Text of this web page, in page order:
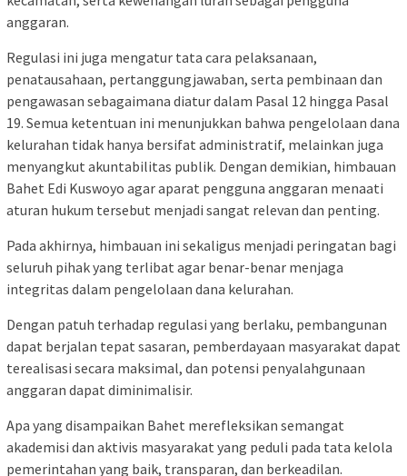
anggaran.
Regulasi ini juga mengatur tata cara pelaksanaan,
penatausahaan, pertanggungjawaban, serta pembinaan dan
pengawasan sebagaimana diatur dalam Pasal 12 hingga Pasal
19. Semua ketentuan ini menunjukkan bahwa pengelolaan dana
kelurahan tidak hanya bersifat administratif, melainkan juga
menyangkut akuntabilitas publik. Dengan demikian, himbauan
Bahet Edi Kuswoyo agar aparat pengguna anggaran menaati
aturan hukum tersebut menjadi sangat relevan dan penting.
Pada akhirnya, himbauan ini sekaligus menjadi peringatan bagi
seluruh pihak yang terlibat agar benar-benar menjaga
integritas dalam pengelolaan dana kelurahan.
Dengan patuh terhadap regulasi yang berlaku, pembangunan
dapat berjalan tepat sasaran, pemberdayaan masyarakat dapat
terealisasi secara maksimal, dan potensi penyalahgunaan
anggaran dapat diminimalisir.
Apa yang disampaikan Bahet merefleksikan semangat
akademisi dan aktivis masyarakat yang peduli pada tata kelola
pemerintahan yang baik, transparan, dan berkeadilan.